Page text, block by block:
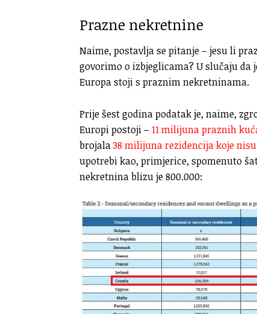
Prazne nekretnine
Naime, postavlja se pitanje – jesu li
govorimo o izbjeglicama? U slučaju
Europa stoji s praznim nekretninama.
Prije šest godina podatak je, naime,
Europi postoji –11 milijuna praznih
brojala38 milijuna rezidencija koje
upotrebi kao, primjerice, spomenuto
nekretnina blizu je 800.000: